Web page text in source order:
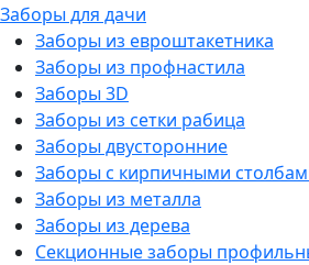
Заборы для дачи
Заборы из евроштакетника
Заборы из профнастила
Заборы 3D
Заборы из сетки рабица
Заборы двусторонние
Заборы с кирпичными
Заборы из металла
Заборы из дерева
Секционные заборы